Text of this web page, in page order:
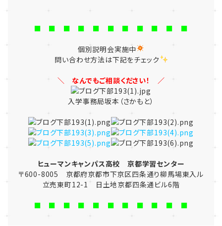
■ ■ ■ ■ ■ ■ ■ ■ ■ ■ ■
個別説明会実施中
問い合わせ方法は下記をチェック
＼ なんでもご相談ください！ ／
入学事務局坂本（さかもと）
ヒューマンキャンパス高校 京都学習センター
〒600-8005 京都府京都市下京区四条通り柳馬場東入ル
立売東町12-1 日土地京都四条通ビル6階
■ ■ ■ ■ ■ ■ ■ ■ ■ ■ ■